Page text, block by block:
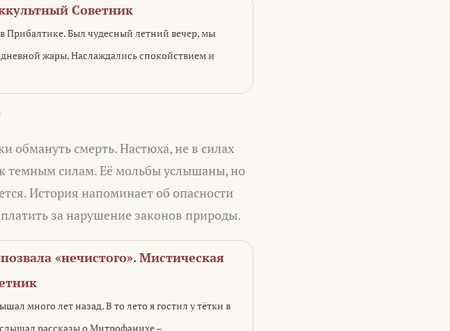
Советник
Прибалтике. Был чудесный летний вечер, мы
жары. Наслаждались спокойствием и
обмануть смерть. Настюха, не в силах
темным силам. Её мольбы услышаны, но
История напоминает об опасности
за нарушение законов природы.
«нечистого». Мистическая
много лет назад. В то лето я гостил у тётки в
рассказы о Митрофанихе –